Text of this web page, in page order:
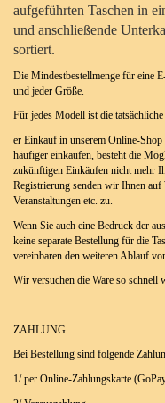
aufgeführten Taschen in
und anschließende
sortiert.
Die Mindestbestellmenge für eine
und jeder Größe.
Für jedes Modell ist die
er Einkauf in unserem Online-
häufiger einkaufen, besteht die
zukünftigen Einkäufen nicht mehr
Registrierung senden wir Ihnen
Veranstaltungen etc. zu.
Wenn Sie auch eine Bedruck der
keine separate Bestellung für die
vereinbaren den weiteren Ablauf
Wir versuchen die Ware so schnell
ZAHLUNG
Bei Bestellung sind folgende
1/ per Online-Zahlungskarte